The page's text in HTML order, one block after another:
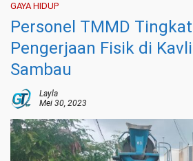
GAYA HIDUP
Personel TMMD
Pengerjaan Fisik di
Sambau
Layla
Mei 30, 2023